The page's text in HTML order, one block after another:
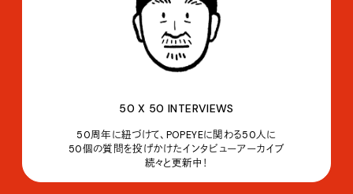
50 X 50 INTERVIEWS
50周年に紐づけて、POPEYEに関わる50人に
50個の質問を投げかけたインタビューアーカイブ
続々と更新中！